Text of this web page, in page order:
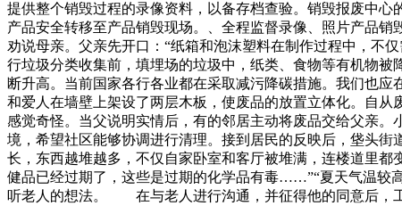
提供整个销毁过程的录像资料，以备存档查验。销毁报废中
产品安全转移至产品销毁现场。、全程监督录像、照片产品
劝说母亲。父亲先开口：“纸箱和泡沫塑料在制作过程中，不
行垃圾分类收集前，填埋场的垃圾中，纸类、食物等有机物
断升高。当前国家各行各业都在采取减污降碳措施。我们也
和爱人在墙壁上架设了两层木板，使废品的放置立体化。自
感觉奇怪。当父说明实情后，有的邻居主动将废品交给父亲
境，希望社区能够协调进行清理。接到居民的反映后，垡头
长，东西越堆越多，不仅自家卧室和客厅被堆满，连楼道里
健品已经过期了，这些是过期的化学品有毒……”“夏天气温较
听老人的想法。 在与老人进行沟通，并征得他的同意后，